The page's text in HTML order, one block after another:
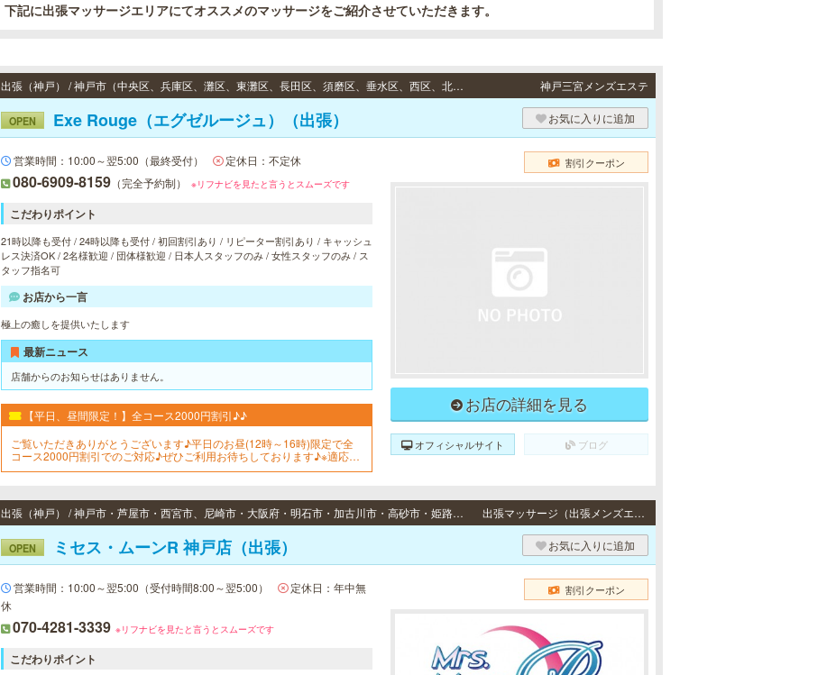
下記に出張マッサージエリアにてオススメのマッサージをご紹介させていただきます。
出張（神戸） / 神戸市（中央区、兵庫区、灘区、東灘区、長田区、須磨区、垂水区、西区、北区）、芦屋市、西宮市、尼崎市、三田市、三木市の自宅、ビジネスホテル、シティホテルなど。 その他ご相談ください。 神戸三宮メンズエステ
OPEN Exe Rouge（エグゼルージュ）（出張） お気に入りに追加
営業時間：10:00～翌5:00（最終受付） 定休日：不定休
080-6909-8159 （完全予約制） ※リフナビを見たと言うとスムーズです
こだわりポイント
21時以降も受付 / 24時以降も受付 / 初回割引あり / リピーター割引あり / キャッシュ
レス決済OK / 2名様歓迎 / 団体様歓迎 / 日本人スタッフのみ / 女性スタッフのみ / ス
タッフ指名可
お店から一言
極上の癒しを提供いたします
最新ニュース
店舗からのお知らせはありません。
【平日、昼間限定！】全コース2000円割引♪♪
ご覧いただきありがとうございます♪平日のお昼(12時～16時)限定で全
コース2000円割引でのご対応♪ぜひご利用お待ちしております♪※適応は
フリーでのご予約のみとなっております。
割引クーポン
お店の詳細を見る
オフィシャルサイト ブログ
出張（神戸） / 神戸市・芦屋市・西宮市、尼崎市・大阪府・明石市・加古川市・高砂市・姫路市・三田市・三木市・伊丹市・その他のご自宅・ビジネスホテル 出張マッサージ（出張メンズエステ）
OPEN ミセス・ムーンR 神戸店（出張） お気に入りに追加
営業時間：10:00～翌5:00（受付時間8:00～翌5:00）
定休日：年中無
休
070-4281-3339 ※リフナビを見たと言うとスムーズです
こだわりポイント
割引クーポン